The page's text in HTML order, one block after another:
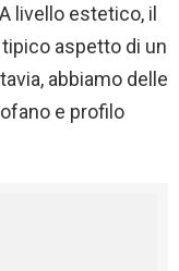
livello estetico, il
aspetto di un
abbiamo delle
e profilo